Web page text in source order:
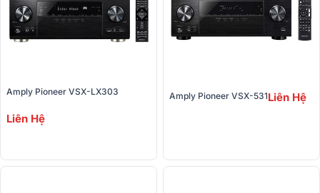
Amply Pioneer VSX-LX303
Liên Hệ
Amply Pioneer VSX-531Liên Hệ